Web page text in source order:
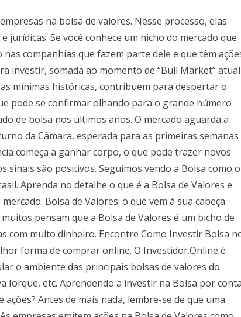
na bolsa de valores. Nesse processo, elas
jurídicas. Se você conhece um nicho do mercado que
companhias que fazem parte dele e que têm
investir, somada ao momento de “Bull Market” atual
mínimas históricas, contribuem para despertar o
pode se confirmar olhando para o grande número
de bolsa nos últimos anos. O mercado aguarda a
da Câmara, esperada para as primeiras semanas
começa a ganhar corpo, o que pode trazer novos
sinais são positivos. Seguimos vendo a Bolsa como o
Aprenda no detalhe o que é a Bolsa de Valores e
Bolsa de Valores: o que vem à sua cabeça
pensam que a Bolsa de Valores é um bicho de
com muito dinheiro. Encontre Como Investir Bolsa
forma de comprar online. O Investidor.Online é
o ambiente das principais bolsas de valores do
Iorque, etc. Aprendendo a investir na Bolsa por conta
Antes de mais nada, lembre-se de que uma